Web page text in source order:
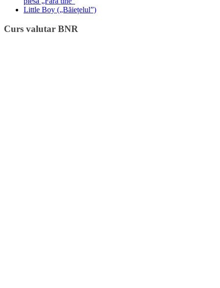
Little Boy („Băiețelul”)
Curs valutar BNR